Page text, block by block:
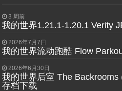
3 周前
我的世界1.21.1-1.20.1 Verity
2026年7月7日
我的世界流动跑酷 Flow
2026年6月30日
我的世界后室 The Backrooms
存档下载